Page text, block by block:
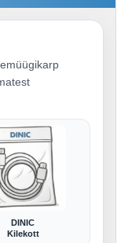
DINIC
Kilekott